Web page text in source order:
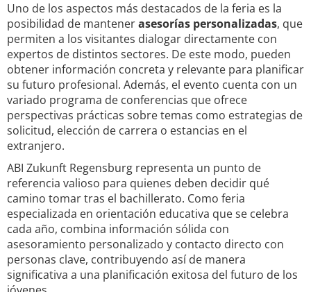
Uno de los aspectos más destacados de la feria es la
posibilidad de mantenerasesorías personalizadas, que
permiten a los visitantes dialogar directamente con
expertos de distintos sectores. De este modo, pueden
obtener información concreta y relevante para planificar
su futuro profesional. Además, el evento cuenta con un
variado programa de conferencias que ofrece
perspectivas prácticas sobre temas como estrategias de
solicitud, elección de carrera o estancias en el
extranjero.
ABI Zukunft Regensburg representa un punto de
referencia valioso para quienes deben decidir qué
camino tomar tras el bachillerato. Como feria
especializada en orientación educativa que se celebra
cada año, combina información sólida con
asesoramiento personalizado y contacto directo con
personas clave, contribuyendo así de manera
significativa a una planificación exitosa del futuro de los